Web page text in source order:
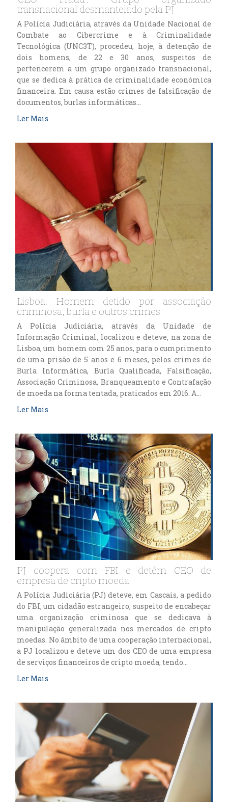
transnacional desmantelado pela PJ
A Polícia Judiciária, através da Unidade Nacional de
Combate ao Cibercrime e à Criminalidade
Tecnológica (UNC3T), procedeu, hoje, à detenção de
dois homens, de 22 e 30 anos, suspeitos de
pertencerem a um grupo organizado transnacional,
que se dedica à prática de criminalidade económica
financeira. Em causa estão crimes de falsificação de
documentos, burlas informáticas…
Ler Mais
Lisboa: Homem detido por associação
criminosa, burla e outros crimes
A Polícia Judiciária, através da Unidade de
Informação Criminal, localizou e deteve, na zona de
Lisboa, um homem com 25 anos, para o cumprimento
de uma prisão de 5 anos e 6 meses, pelos crimes de
Burla Informática, Burla Qualificada, Falsificação,
Associação Criminosa, Branqueamento e Contrafação
de moeda na forma tentada, praticados em 2016. A…
Ler Mais
PJ coopera com FBI e detém CEO de
empresa de cripto moeda
A Polícia Judiciária (PJ) deteve, em Cascais, a pedido
do FBI, um cidadão estrangeiro, suspeito de encabeçar
uma organização criminosa que se dedicava à
manipulação generalizada nos mercados de cripto
moedas. No âmbito de uma cooperação internacional,
a PJ localizou e deteve um dos CEO de uma empresa
de serviços financeiros de cripto moeda, tendo…
Ler Mais